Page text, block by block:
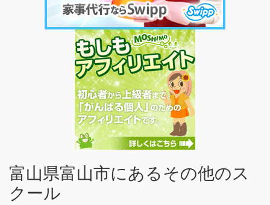
富山県富山市にあるその他のス
クール